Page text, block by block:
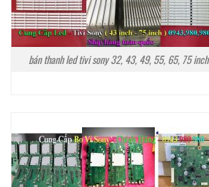
bán thanh led tivi sony 32, 43, 49, 55, 65, 75 inch